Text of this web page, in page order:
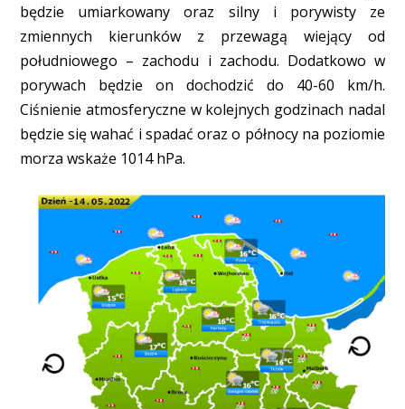
będzie umiarkowany oraz silny i porywisty ze
zmiennych kierunków z przewagą wiejący od
południowego – zachodu i zachodu. Dodatkowo w
porywach będzie on dochodzić do 40-60 km/h.
Ciśnienie atmosferyczne w kolejnych godzinach nadal
będzie się wahać i spadać oraz o północy na poziomie
morza wskaże 1014 hPa.